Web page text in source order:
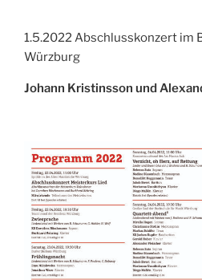
1.5.2022 Abschlusskonzert im
Würzburg
Johann Kristinsson und